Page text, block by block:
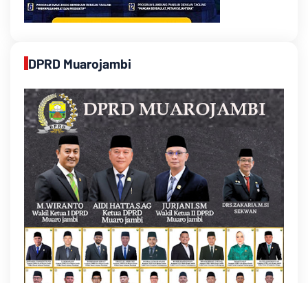
DPRD Muarojambi